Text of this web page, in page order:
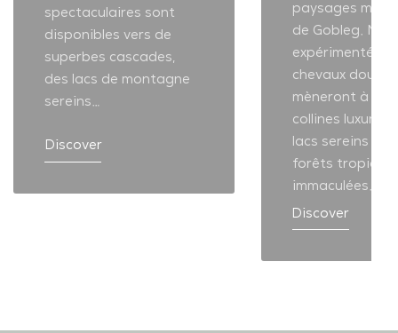
spectaculaires sont
disponibles vers de
superbes cascades,
des lacs de montagne
sereins…
Discover
paysages
de Gobleg. Nos
expérimentés
chevaux doux
mèneront à
collines
lacs sereins et
forêts
immaculées…
Discover